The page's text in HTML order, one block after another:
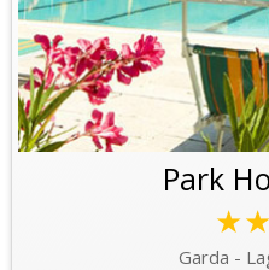
Park
Garda -